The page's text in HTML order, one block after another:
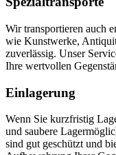
Wir transportieren auch
wie Kunstwerke,
zuverlässig. Unser
Ihre wertvollen
Einlagerung
Wenn Sie kurzfristig
und saubere
sind gut geschützt und